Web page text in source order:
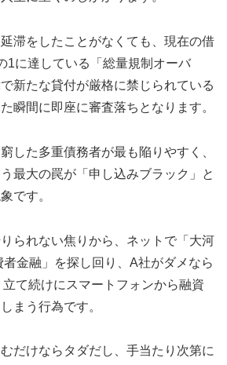
滞をしたことがなくても、現在の借
1に達している「総量規制オーバ
新たな貸付が厳格に禁じられている
瞬間に即座に審査落ちとなります。
した多重債務者が最も陥りやすく、
最大の罠が「申し込みブラック」と
です。
られない焦りから、ネットで「大河
金融」を探し回り、A社がダメなら
て続けにスマートフォンから融資
まう行為です。
だけならタダだし、手当たり次第に